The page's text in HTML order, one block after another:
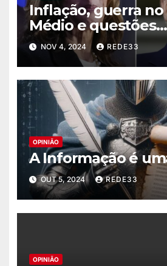
Inflação, guerra
Médio e questões
humanitárias
vitória a Trump?
NOV 4, 2024 REDE33
OPINIÃO
A Informação é
OUT 5, 2024 REDE33
OPINIÃO